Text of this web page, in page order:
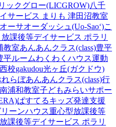
リックグロー(LICGROW)八千
サービス まりも 津田沼教室
ーサオーダッシュ(Uo-Sao‘)こ
課後等デイサービス ポラリ
教室あんあんクラス(class)豊平
平ルームわくわくハウス運動
校gakudou光ヶ丘(ガクドウ)
れらぼあんあんクラス(class)行
浦和教室子どもみらいサポー
ぱすてるキッズ発達支援
リーンハウス重心型放課後等
課後等デイサービス ポラリ